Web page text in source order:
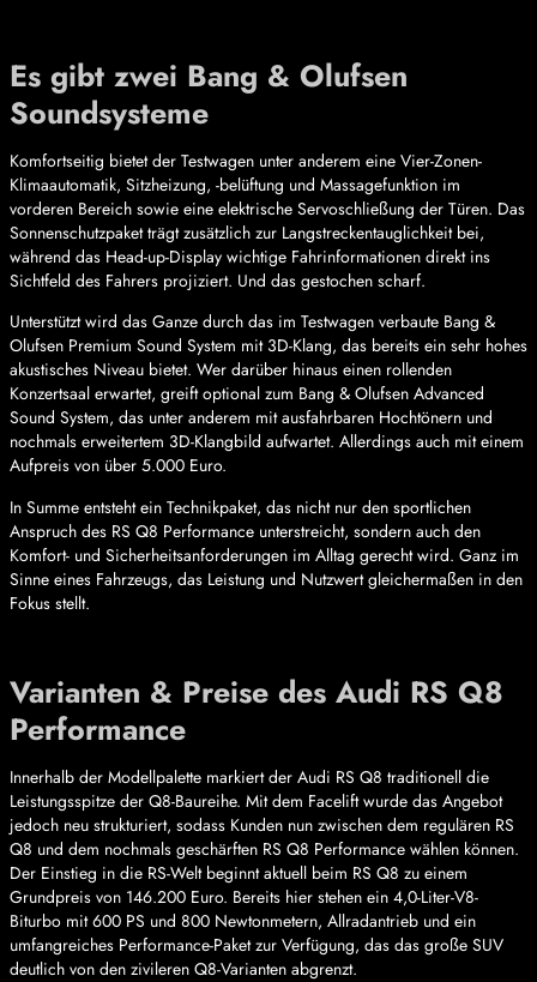
Es gibt zwei Bang & Olufsen
Soundsysteme
Komfortseitig bietet der Testwagen unter anderem eine Vier-Zonen-
Klimaautomatik, Sitzheizung, -belüftung und Massagefunktion im
vorderen Bereich sowie eine elektrische Servoschließung der Türen. Das
Sonnenschutzpaket trägt zusätzlich zur Langstreckentauglichkeit bei,
während das Head-up-Display wichtige Fahrinformationen direkt ins
Sichtfeld des Fahrers projiziert. Und das gestochen scharf.
Unterstützt wird das Ganze durch das im Testwagen verbaute Bang &
Olufsen Premium Sound System mit 3D-Klang, das bereits ein sehr hohes
akustisches Niveau bietet. Wer darüber hinaus einen rollenden
Konzertsaal erwartet, greift optional zum Bang & Olufsen Advanced
Sound System, das unter anderem mit ausfahrbaren Hochtönern und
nochmals erweitertem 3D-Klangbild aufwartet. Allerdings auch mit einem
Aufpreis von über 5.000 Euro.
In Summe entsteht ein Technikpaket, das nicht nur den sportlichen
Anspruch des RS Q8 Performance unterstreicht, sondern auch den
Komfort- und Sicherheitsanforderungen im Alltag gerecht wird. Ganz im
Sinne eines Fahrzeugs, das Leistung und Nutzwert gleichermaßen in den
Fokus stellt.
Varianten & Preise des Audi RS Q8
Performance
Innerhalb der Modellpalette markiert der Audi RS Q8 traditionell die
Leistungsspitze der Q8-Baureihe. Mit dem Facelift wurde das Angebot
jedoch neu strukturiert, sodass Kunden nun zwischen dem regulären RS
Q8 und dem nochmals geschärften RS Q8 Performance wählen können.
Der Einstieg in die RS-Welt beginnt aktuell beim RS Q8 zu einem
Grundpreis von 146.200 Euro. Bereits hier stehen ein 4,0-Liter-V8-
Biturbo mit 600 PS und 800 Newtonmetern, Allradantrieb und ein
umfangreiches Performance-Paket zur Verfügung, das das große SUV
deutlich von den zivileren Q8-Varianten abgrenzt.